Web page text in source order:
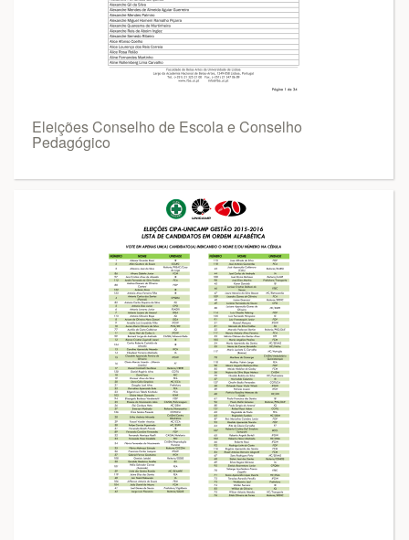
Eleições Conselho de Escola e Conselho
Pedagógico